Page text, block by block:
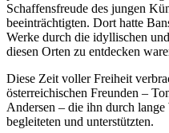
Schaffensfreude des jungen
beeinträchtigten. Dort hatte
Werke durch die idyllischen
diesen Orten zu entdecken
Diese Zeit voller Freiheit
österreichischen Freunden –
Andersen – die ihn durch
begleiteten und unterstützten.